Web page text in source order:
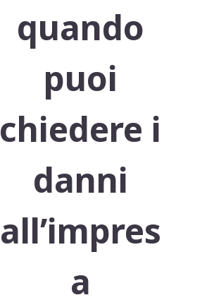
quando
puoi
chiedere i
danni
all’impres
a